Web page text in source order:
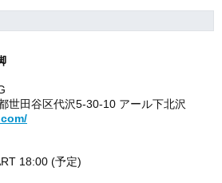
世田谷区代沢5-30-10 アール下北沢
18:00 (予定)